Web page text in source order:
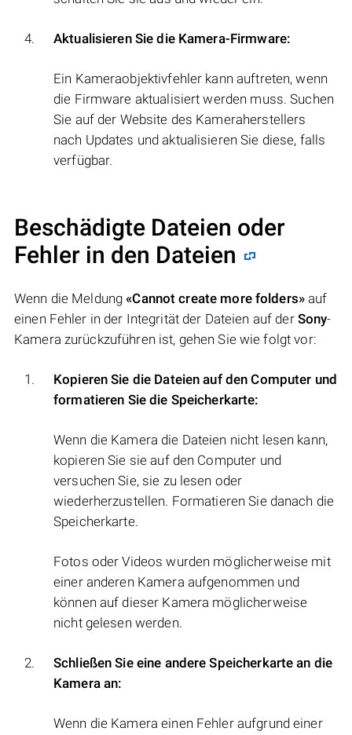
Aktualisieren Sie die Kamera-Firmware:
Ein Kameraobjektivfehler kann auftreten, wenn
die Firmware aktualisiert werden muss. Suchen
Sie auf der Website des Kameraherstellers
nach Updates und aktualisieren Sie diese, falls
verfügbar.
Beschädigte Dateien oder
Fehler in den Dateien
Wenn die Meldung«Cannot create more folders» auf
einen Fehler in der Integrität der Dateien auf der Sony-
Kamera zurückzuführen ist, gehen Sie wie folgt vor:
Kopieren Sie die Dateien auf den Computer und
formatieren Sie die Speicherkarte:
Wenn die Kamera die Dateien nicht lesen kann,
kopieren Sie sie auf den Computer und
versuchen Sie, sie zu lesen oder
wiederherzustellen. Formatieren Sie danach die
Speicherkarte.
Fotos oder Videos wurden möglicherweise mit
einer anderen Kamera aufgenommen und
können auf dieser Kamera möglicherweise
nicht gelesen werden.
Schließen Sie eine andere Speicherkarte an die
Kamera an:
Wenn die Kamera einen Fehler aufgrund einer